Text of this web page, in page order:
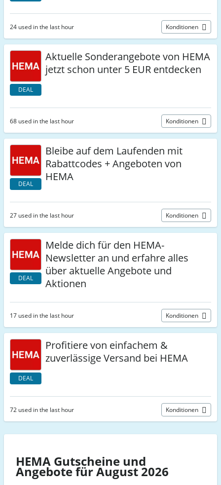
24 used in the last hour Konditionen
DEAL
Aktuelle Sonderangebote von HEMA
jetzt schon unter 5 EUR entdecken
68 used in the last hour Konditionen
DEAL
Bleibe auf dem Laufenden mit
Rabattcodes + Angeboten von
HEMA
27 used in the last hour Konditionen
DEAL
Melde dich für den HEMA-
Newsletter an und erfahre alles
über aktuelle Angebote und
Aktionen
17 used in the last hour Konditionen
DEAL
Profitiere von einfachem &
zuverlässige Versand bei HEMA
72 used in the last hour Konditionen
HEMA Gutscheine und
Angebote für August 2026